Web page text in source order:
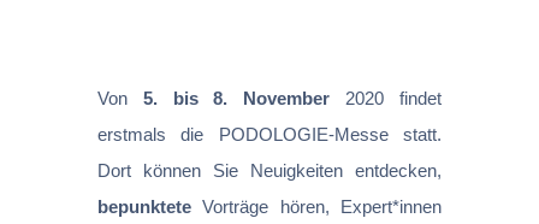
Von 5. bis 8. November 2020 findet
erstmals die PODOLOGIE-Messe statt.
Dort können Sie Neuigkeiten entdecken,
bepunkteteVorträge hören, Expert*innen